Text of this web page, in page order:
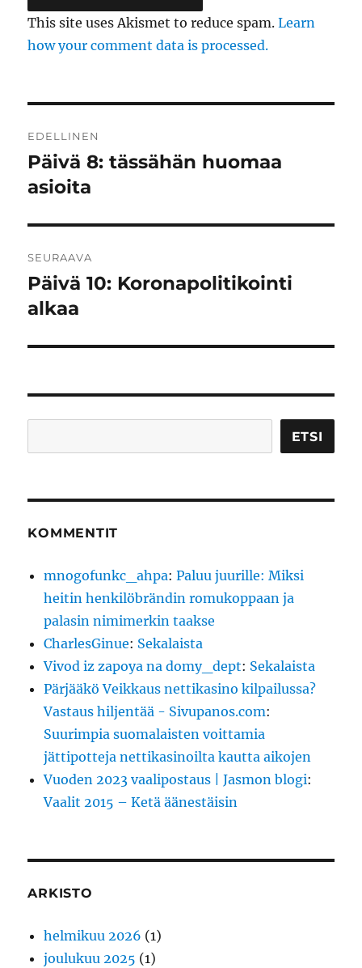
This site uses Akismet to reduce spam.Learn
how your comment data is processed.
selaus
EDELLINEN
Edellinen
artikkeli:
Päivä 8: tässähän huomaa
asioita
SEURAAVA
Seuraava
artikkeli:
Päivä 10: Koronapolitikointi
alkaa
ETSI
KOMMENTIT
mnogofunkc_ahpa:Paluu juurille: Miksi
heitin henkilöbrändin romukoppaan ja
palasin nimimerkin taakse
CharlesGinue: Sekalaista
Vivod iz zapoya na domy_dept: Sekalaista
Pärjääkö Veikkaus nettikasino kilpailussa?
Vastaus hiljentää - Sivupanos.com:
Suurimpia suomalaisten voittamia
jättipotteja nettikasinoilta kautta aikojen
Vuoden 2023 vaalipostaus | Jasmon blogi:
Vaalit 2015 – Ketä äänestäisin
ARKISTO
helmikuu 2026 (1)
joulukuu 2025 (1)